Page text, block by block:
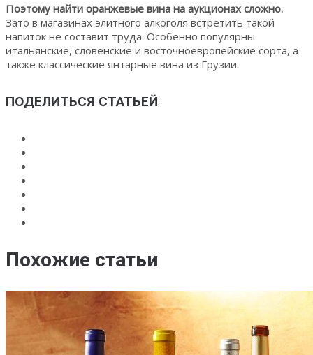
Поэтому найти оранжевые вина на аукционах сложно.
Зато в магазинах элитного алкоголя встретить такой
напиток не составит труда. Особенно популярны
итальянские, словенские и восточноевропейские сорта, а
также классические янтарные вина из Грузии.
ПОДЕЛИТЬСЯ СТАТЬЕЙ
Похожие статьи